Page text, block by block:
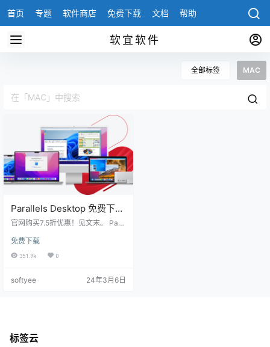
首页 专题 软件商店 免费下载 文档 帮助
软宜软件
全部标签 MAC
Parallels Desktop 免费下载
在Mac上运行Windows
官网购买7.5折优惠！见文末。 Para
即可在 Mac 上运行 Windows 一款
运行快速、操作简单、功能强大的
ndows。包含 40 多种一键式工具，
免费下载
351.9k 0
softyee 24年3月6日
标签云